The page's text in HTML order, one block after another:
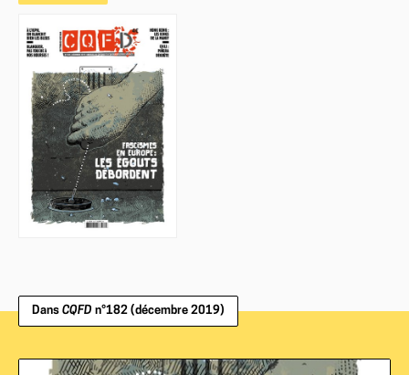
Dans CQFD n°182 (décembre 2019)